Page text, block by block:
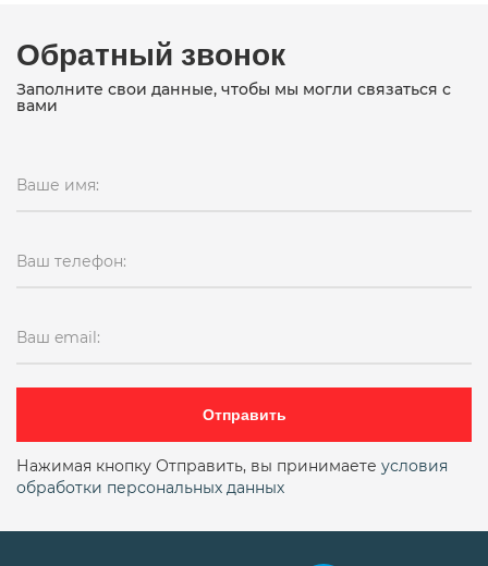
Обратный звонок
Заполните свои данные, чтобы мы могли связаться с
вами
Ваше имя:
Ваш телефон:
Ваш email:
Отправить
Нажимая кнопку Отправить, вы принимаете условия
обработки персональных данных